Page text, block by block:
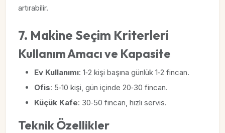
artırabilir.
7. Makine Seçim Kriterleri
Kullanım Amacı ve Kapasite
Ev Kullanımı: 1‑2 kişi başına günlük 1‑2 fincan.
Ofis: 5‑10 kişi, gün içinde 20‑30 fincan.
Küçük Kafe: 30‑50 fincan, hızlı servis.
Teknik Özellikler